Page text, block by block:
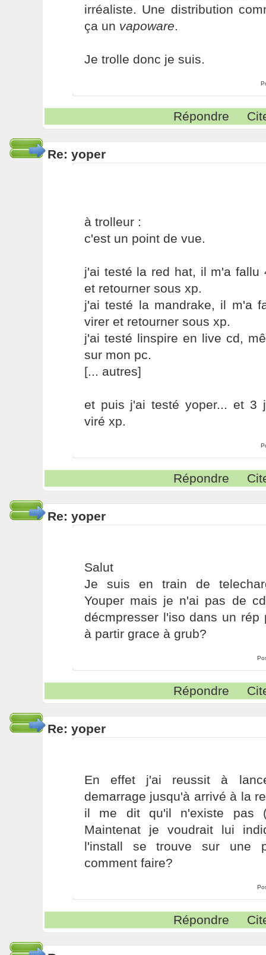
irréaliste. Une distribution
ça un vapoware.
Je trolle donc je suis.
Répondre
Re: yoper
à trolleur :
c'est un point de vue.
j'ai testé la red hat, il m'a fallu
et retourner sous xp.
j'ai testé la mandrake, il m'a
virer et retourner sous xp.
j'ai testé linspire en live cd,
sur mon pc.
[... autres]
et puis j'ai testé yoper... et 3
viré xp.
Répondre
Re: yoper
Salut
Je suis en train de
Youper mais je n'ai pas de
décmpresser l'iso dans un rép
à partir grace à grub?
Répondre
Re: yoper
En effet j'ai reussit à
demarrage jusqu'à arrivé à la
il me dit qu'il n'existe pas
Maintenat je voudrait lui
l'install se trouve sur une
comment faire?
Répondre